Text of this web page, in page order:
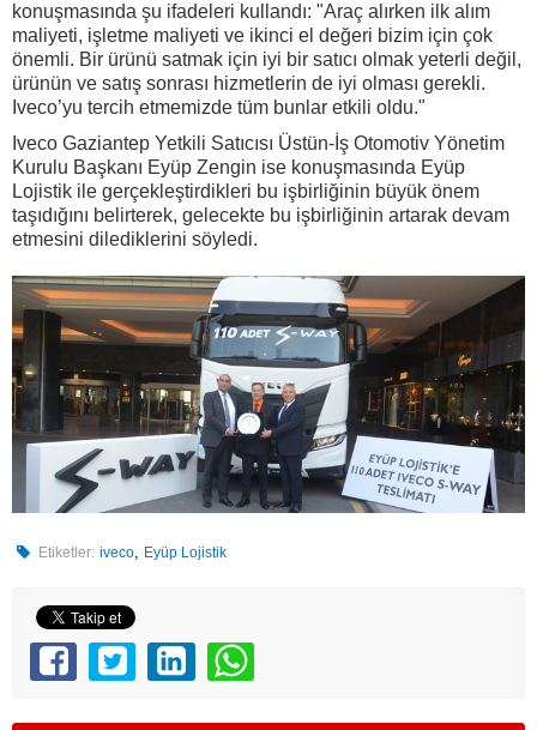
konuşmasında şu ifadeleri kullandı: "Araç alırken ilk alım
maliyeti, işletme maliyeti ve ikinci el değeri bizim için çok
önemli. Bir ürünü satmak için iyi bir satıcı olmak yeterli değil,
ürünün ve satış sonrası hizmetlerin de iyi olması gerekli.
Iveco’yu tercih etmemizde tüm bunlar etkili oldu."
Iveco Gaziantep Yetkili Satıcısı Üstün-İş Otomotiv Yönetim
Kurulu Başkanı Eyüp Zengin ise konuşmasında Eyüp
Lojistik ile gerçekleştirdikleri bu işbirliğinin büyük önem
taşıdığını belirterek, gelecekte bu işbirliğinin artarak devam
etmesini dilediklerini söyledi.
Etiketler: iveco, Eyüp Lojistik